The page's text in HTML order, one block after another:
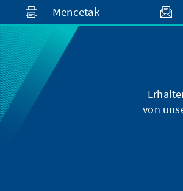
Mencetak
von